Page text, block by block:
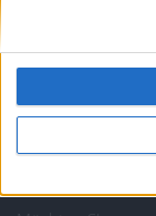
Kontakt
Rechtliche